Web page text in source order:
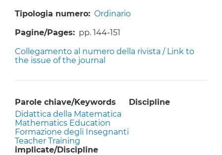
Tipologia numero
Ordinario
Pagine/Pages
pp. 144-151
Collegamento al numero della rivista / Link to
the issue of the journal
Parole chiave/Keywords
Didattica della Matematica
Mathematics Education
Formazione degli Insegnanti
Teacher Training
Discipline
implicate/Discipline